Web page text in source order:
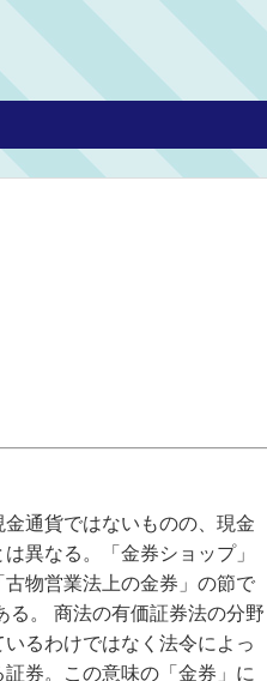
通貨ではないものの、現金
異なる。「金券ショップ」
物営業法上の金券」の節で
る。 商法の有価証券法の分野
るわけではなく法令によっ
券。この意味の「金券」に